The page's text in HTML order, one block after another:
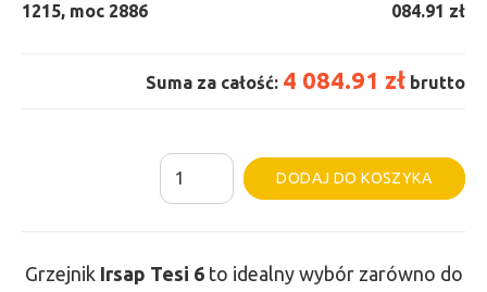
1215, moc 2886
084.91 zł
Suma za całość: 4 084.91 zł brutto
ilość
Grzejnik
DODAJ DO KOSZYKA
Grzejnik Irsap Tesi 6to idealny wybór zarówno do